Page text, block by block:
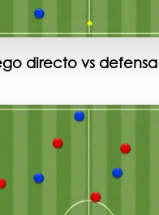
directo vs